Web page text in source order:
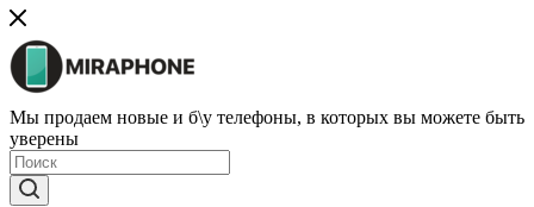
Мы продаем новые и б\у телефоны, в которых вы можете быть
уверены